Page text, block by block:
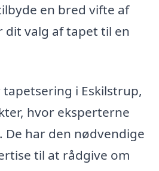
en bred vifte af
dit valg af tapet til en
i Eskilstrup,
hvor eksperterne
De har den nødvendige
til at rådgive om